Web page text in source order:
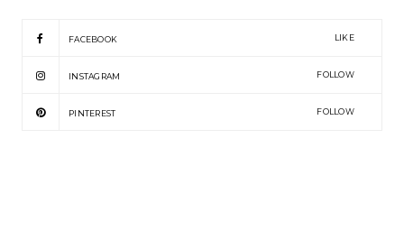
FACEBOOK LIKE
INSTAGRAM FOLLOW
PINTEREST FOLLOW